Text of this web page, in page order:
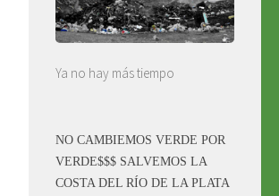
Ya no hay más tiempo
NO CAMBIEMOS VERDE POR
VERDE$$$ SALVEMOS LA
COSTA DEL RÍO DE LA PLATA